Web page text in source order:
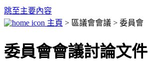
跳至主要內容
主頁 > 區議會會議 > 委員會
委員會會議討論文件